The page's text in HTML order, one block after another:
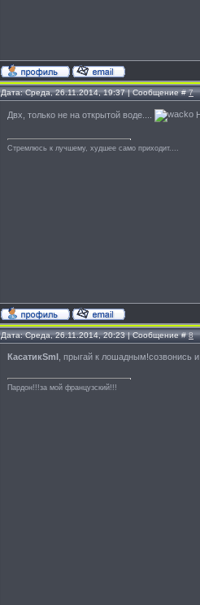
Дата: Среда, 26.11.2014, 19:37 | Сообщение #7
Двх, только не на открытой воде....
Стремлюсь к лучшему, худшее само приходит....
Дата: Среда, 26.11.2014, 20:23 | Сообщение #8
КасатикSml , прыгай к лошадным!созвонись
Пардон!!!за мой французский!!!